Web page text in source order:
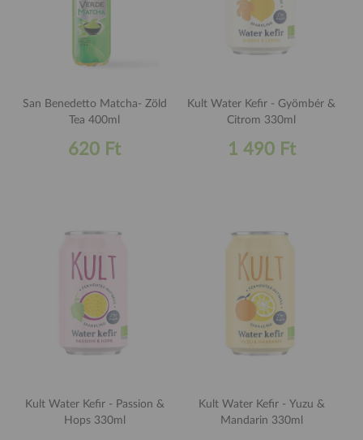
San Benedetto Matcha- Zöld
Tea 400ml
620 Ft
Kult Water Kefir - Gyömbér &
Citrom 330ml
1 490 Ft
Kult Water Kefir - Passion &
Hops 330ml
Kult Water Kefir - Yuzu &
Mandarin 330ml